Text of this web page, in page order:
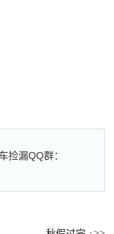
捡漏QQ群：